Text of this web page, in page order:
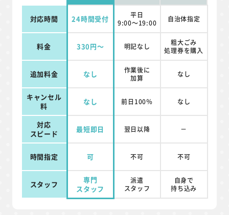
対応時間 24時間受付
平日
9:00～19:00
自治体指定
料金 330円～ 明記なし
粗大ごみ
処理券を購入
追加料金 なし
作業後に
加算
なし
キャンセル
料
なし 前日100％ なし
対応
スピード
最短即日 翌日以降 －
時間指定 可 不可 不可
スタッフ
専門
スタッフ
派遣
スタッフ
自身で
持ち込み